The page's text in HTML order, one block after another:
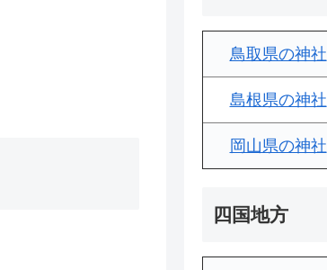
鳥取県の神社
島根県の神社
岡山県の神社
四国地方